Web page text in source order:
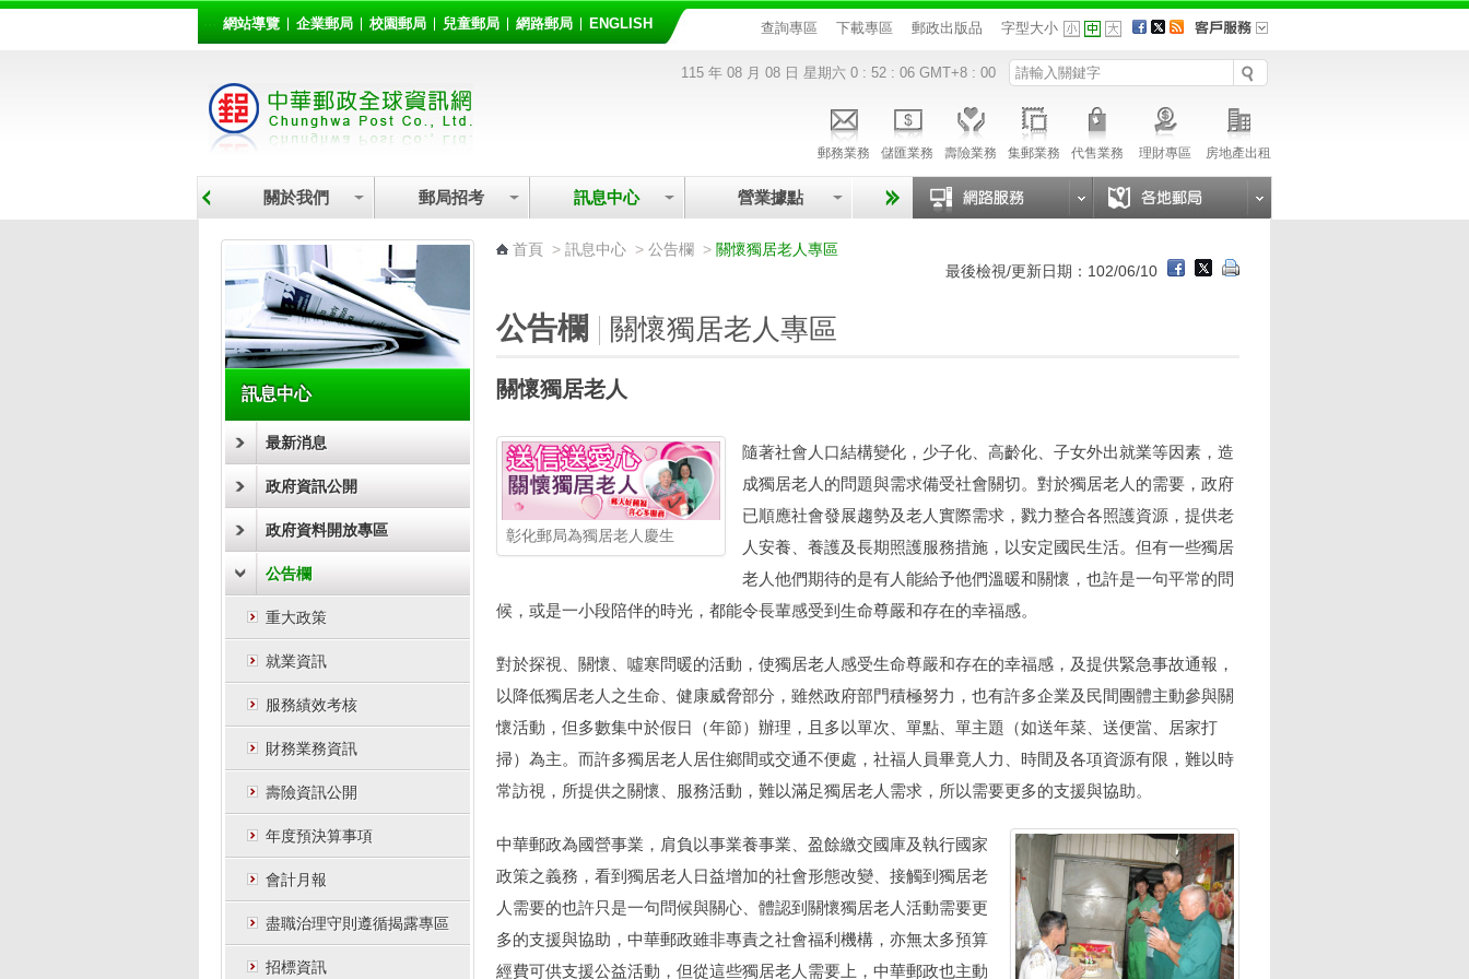
網站導覽 企業郵局 校園郵局 兒童郵局 網路郵局 ENGLISH 查詢專區 下載專區 郵政出版品 字型大小
115 年 08 月 08 日 星期六 0 : 52 : 06 GMT+8 : 00
郵務業務 儲匯業務 壽險業務 集郵業務 代售業務 理財專區 房地產出租
關於我們 郵局招考 訊息中心
營業據點
訊息中心
最新消息
政府資訊公開
政府資料開放專區
公告欄
重大政策
就業資訊
服務績效考核
財務業務資訊
壽險資訊公開
年度預決算事項
會計月報
盡職治理守則遵循揭露專區
招標資訊
首頁 > 訊息中心 > 公告欄 > 關懷獨居老人專區
最後檢視/更新日期：102/06/10
公告欄 關懷獨居老人專區
關懷獨居老人
彰化郵局為獨居老人慶生
隨著社會人口結構變化，少子化、高齡化、子女外出就業等因素，造
成獨居老人的問題與需求備受社會關切。對於獨居老人的需要，政府
已順應社會發展趨勢及老人實際需求，戮力整合各照護資源，提供老
人安養、養護及長期照護服務措施，以安定國民生活。但有一些獨居
老人他們期待的是有人能給予他們溫暖和關懷，也許是一句平常的問
候，或是一小段陪伴的時光，都能令長輩感受到生命尊嚴和存在的幸福感。
對於探視、關懷、噓寒問暖的活動，使獨居老人感受生命尊嚴和存在的幸福感，及提供緊急事故通報，
以降低獨居老人之生命、健康威脅部分，雖然政府部門積極努力，也有許多企業及民間團體主動參與關
懷活動，但多數集中於假日（年節）辦理，且多以單次、單點、單主題（如送年菜、送便當、居家打
掃）為主。而許多獨居老人居住鄉間或交通不便處，社福人員畢竟人力、時間及各項資源有限，難以時
常訪視，所提供之關懷、服務活動，難以滿足獨居老人需求，所以需要更多的支援與協助。
中華郵政為國營事業，肩負以事業養事業、盈餘繳交國庫及執行國家
政策之義務，看到獨居老人日益增加的社會形態改變、接觸到獨居老
人需要的也許只是一句問候與關心、體認到關懷獨居老人活動需要更
多的支援與協助，中華郵政雖非專責之社會福利機構，亦無太多預算
經費可供支援公益活動，但從這些獨居老人需要上，中華郵政也主動